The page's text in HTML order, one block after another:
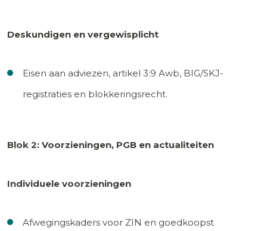
Deskundigen en vergewisplicht
Eisen aan adviezen, artikel 3:9 Awb, BIG/SKJ-
registraties en blokkeringsrecht.
Blok 2: Voorzieningen, PGB en actualiteiten
Individuele voorzieningen
Afwegingskaders voor ZIN en goedkoopst